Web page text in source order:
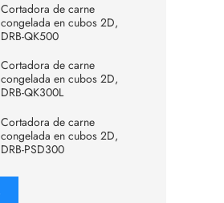
Cortadora de carne
congelada en cubos 2D,
DRB-QK500
Cortadora de carne
congelada en cubos 2D,
DRB-QK300L
Cortadora de carne
congelada en cubos 2D,
DRB-PSD300